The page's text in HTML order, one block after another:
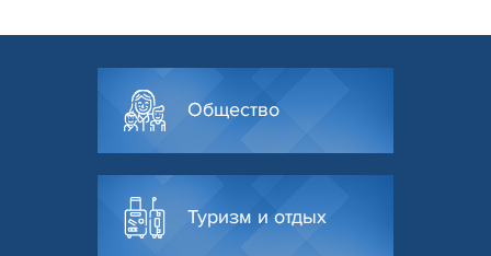
Общество
Туризм и отдых